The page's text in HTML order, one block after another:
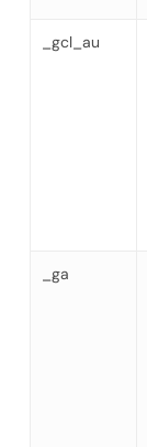
_gcl_au
_ga